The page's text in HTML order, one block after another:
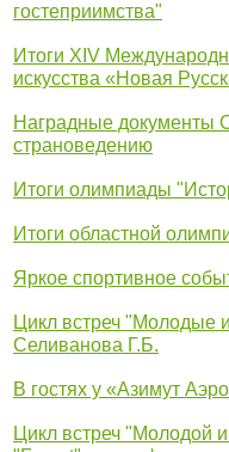
гостеприимства"
Итоги XIV
искусства «Новая
Наградные документы
страноведению
Итоги олимпиады
Итоги областной
Яркое спортивное
Цикл встреч "Молодые
Селиванова Г.Б.
В гостях у «Азимут
Цикл встреч "Молодой